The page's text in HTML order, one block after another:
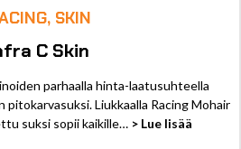
SKIN
C Skin
parhaalla hinta-laatusuhteella
Liukkaalla Racing Mohair
suksi sopii kaikille… > Lue lisää